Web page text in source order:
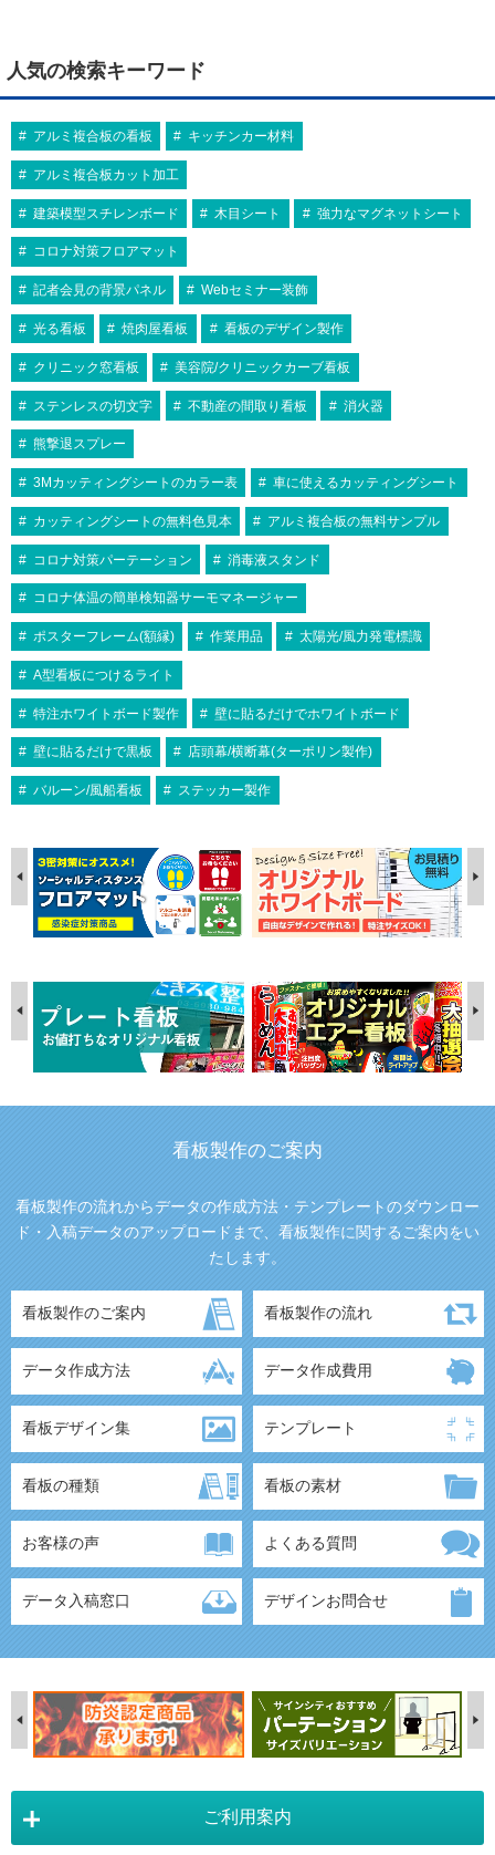
人気の検索キーワード
アルミ複合板の看板 キッチンカー材料
アルミ複合板カット加工
建築模型スチレンボード 木目シート 強力なマグネットシート
コロナ対策フロアマット
記者会見の背景パネル Webセミナー装飾
光る看板 焼肉屋看板 看板のデザイン製作
クリニック窓看板 美容院/クリニックカーブ看板
ステンレスの切文字 不動産の間取り看板 消火器
熊撃退スプレー
3Mカッティングシートのカラー表 車に使えるカッティングシート
カッティングシートの無料色見本 アルミ複合板の無料サンプル
コロナ対策パーテーション 消毒液スタンド
コロナ体温の簡単検知器サーモマネージャー
ポスターフレーム(額縁) 作業用品 太陽光/風力発電標識
A型看板につけるライト
特注ホワイトボード製作 壁に貼るだけでホワイトボード
壁に貼るだけで黒板 店頭幕/横断幕(ターポリン製作)
バルーン/風船看板 ステッカー製作
看板製作のご案内
看板製作の流れからデータの作成方法・テンプレートのダウンロー
ド・入稿データのアップロードまで、看板製作に関するご案内をい
たします。
看板製作のご案内 看板製作の流れ
データ作成方法 データ作成費用
看板デザイン集 テンプレート
看板の種類 看板の素材
お客様の声 よくある質問
データ入稿窓口 デザインお問合せ
ご利用案内